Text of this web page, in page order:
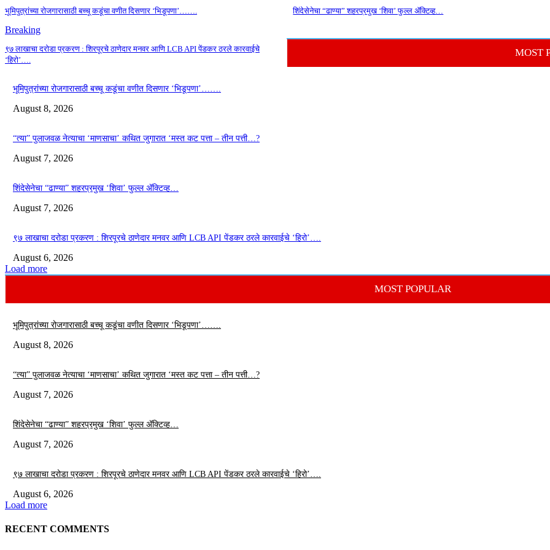
भूमिपुत्रांच्या रोजगारासाठी बच्चू कडूंचा वणीत दिसणार ‘भिडूपणा’……. शिंदेसेनेचा “ढाण्या” शहरप्रमुख ‘शिवा’ फुल्ल ॲक्टिव्ह…
Breaking
९७ लाखाचा दरोडा प्रकरण : शिरपूरचे ठाणेदार मनवर आणि LCB API पेंडकर ठरले कारवाईचे
‘हिरो’….
MOST
भूमिपुत्रांच्या रोजगारासाठी बच्चू कडूंचा वणीत दिसणार ‘भिडूपणा’…….
August 8, 2026
“त्या” पुलाजवळ नेत्याचा ‘माणसाचा’ कथित जुगारात ‘मस्त कट पत्ता – तीन पत्ती…?
August 7, 2026
शिंदेसेनेचा “ढाण्या” शहरप्रमुख ‘शिवा’ फुल्ल ॲक्टिव्ह…
August 7, 2026
९७ लाखाचा दरोडा प्रकरण : शिरपूरचे ठाणेदार मनवर आणि LCB API पेंडकर ठरले कारवाईचे ‘हिरो’….
August 6, 2026
Load more
MOST POPULAR
भूमिपुत्रांच्या रोजगारासाठी बच्चू कडूंचा वणीत दिसणार ‘भिडूपणा’…….
August 8, 2026
“त्या” पुलाजवळ नेत्याचा ‘माणसाचा’ कथित जुगारात ‘मस्त कट पत्ता – तीन पत्ती…?
August 7, 2026
शिंदेसेनेचा “ढाण्या” शहरप्रमुख ‘शिवा’ फुल्ल ॲक्टिव्ह…
August 7, 2026
९७ लाखाचा दरोडा प्रकरण : शिरपूरचे ठाणेदार मनवर आणि LCB API पेंडकर ठरले कारवाईचे ‘हिरो’….
August 6, 2026
Load more
RECENT COMMENTS